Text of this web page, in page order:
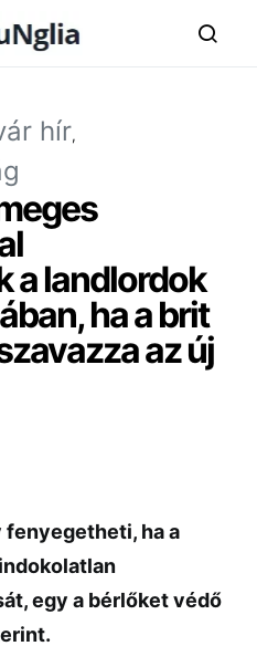
hír
a landlordok
ha a brit
az új
ha a
egy a bérlőket védő